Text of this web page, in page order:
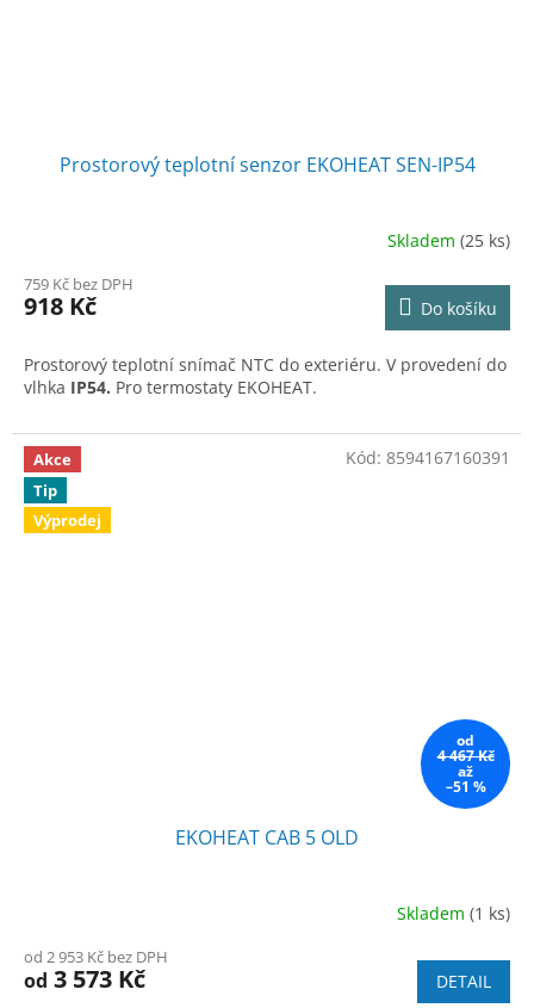
Prostorový teplotní senzor EKOHEAT SEN-IP54
Skladem (25 ks)
759 Kč bez DPH
918 Kč Do košíku
Prostorový teplotní snímač NTC do exteriéru. V provedení do
vlhka IP54. Pro termostaty EKOHEAT.
Akce
Tip
Výprodej
od
4 467 Kč
až
–51 %
EKOHEAT CAB 5 OLD
Skladem (1 ks)
od 2 953 Kč bez DPH
od 3 573 Kč DETAIL
Kód: 8594167160391